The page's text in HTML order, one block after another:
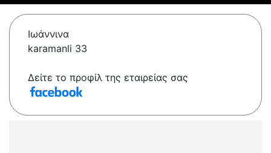
Ιωάννινα
karamanli 33
Δείτε το προφίλ της εταιρείας σας